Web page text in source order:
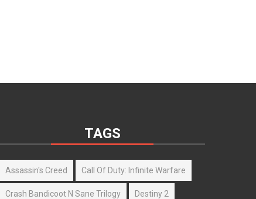
TAGS
Assassin's Creed Call Of Duty: Infinite Warfare
Crash Bandicoot N Sane Trilogy Destiny 2